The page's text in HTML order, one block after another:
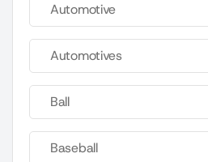
Automotive
Automotives
Ball
Baseball